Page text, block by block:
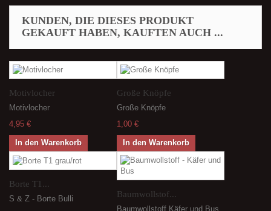
KUNDEN, DIE DIESES PRODUKT
GEKAUFT HABEN, KAUFTEN AUCH ...
Motivlocher
Motivlocher
4,95 €
In den Warenkorb
Große Knöpfe
Große Knöpfe
1,00 €
In den Warenkorb
Borte T1...
S & Z - Borte Bulli
Baumwollstof...
Baumwollstoff Käfer und Bus